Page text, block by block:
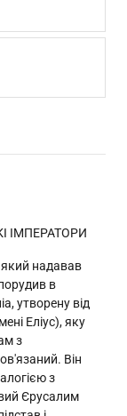
ІМПЕРАТОРИ
надавав
в
утворену від
Еліус), яку
з
Він
з
Єрусалим